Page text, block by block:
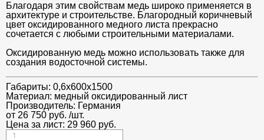
Благодаря этим свойствам медь широко применяется в
архитектуре и строительстве. Благородный коричневый
цвет оксидированного медного листа прекрасно
сочетается с любыми строительными материалами.
Оксидированную медь можно использовать также для
создания водосточной системы.
Габариты: 0,6х600х1500
Материал: медный оксидированный лист
Производитель: Германия
от 26 750 руб. /шт.
Цена за лист: 29 960 руб.